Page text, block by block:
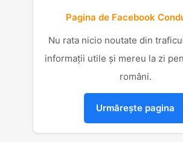
Pagina de Facebook
Nu rata nicio noutate din
informații utile și mereu la zi
români.
Urmărește pagina